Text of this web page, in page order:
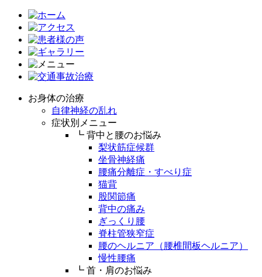
お身体の治療
自律神経の乱れ
症状別メニュー
┗ 背中と腰のお悩み
梨状筋症候群
坐骨神経痛
腰痛分離症・すべり症
猫背
股関節痛
背中の痛み
ぎっくり腰
脊柱管狭窄症
腰のヘルニア（腰椎間板ヘルニア）
慢性腰痛
┗ 首・肩のお悩み